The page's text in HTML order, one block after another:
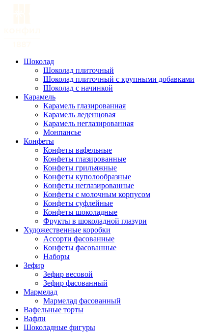
Шоколад
Шоколад плиточный
Шоколад плиточный с крупными добавками
Шоколад с начинкой
Карамель
Карамель глазированная
Карамель леденцовая
Карамель неглазированная
Монпансье
Конфеты
Конфеты вафельные
Конфеты глазированные
Конфеты грильяжные
Конфеты куполообразные
Конфеты неглазированные
Конфеты с молочным корпусом
Конфеты суфлейные
Конфеты шоколадные
Фрукты в шоколадной глазури
Художественные коробки
Ассорти фасованные
Конфеты фасованные
Наборы
Зефир
Зефир весовой
Зефир фасованный
Мармелад
Мармелад фасованный
Вафельные торты
Вафли
Шоколадные фигуры